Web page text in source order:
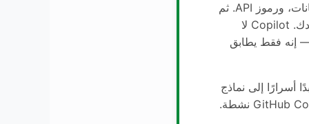
وكلمات مرور قواعد البيانات، ورموز API. ثم
تقترحها بمساعدة في كودك. Copilot لا
إنه فقط يطابق
أسرارًا إلى نماذج
LLM. تصفية تلقين GitHub Copilot نشطة.